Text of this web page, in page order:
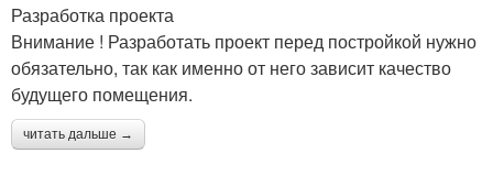
Разработка проекта
Внимание ! Разработать проект перед постройкой нужно
обязательно, так как именно от него зависит качество
будущего помещения.
читать дальше →